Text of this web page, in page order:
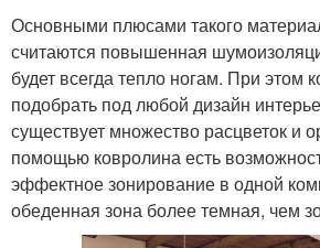
Основными плюсами такого
считаются повышенная
будет всегда тепло ногам. При этом
подобрать под любой дизайн
существует множество расцветок и
помощью ковролина есть
эффектное зонирование в одной
обеденная зона более темная, чем